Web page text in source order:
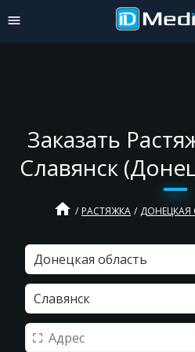
Заказать
Славянск
home РАСТЯЖКА ДОНЕЦКАЯ
Донецкая область
Славянск